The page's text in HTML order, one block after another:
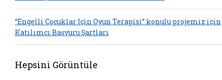
“Engelli Çocuklar İçin Oyun Terapisi” konulu projemiz için
Katılımcı Başvuru Şartları
Hepsini Görüntüle